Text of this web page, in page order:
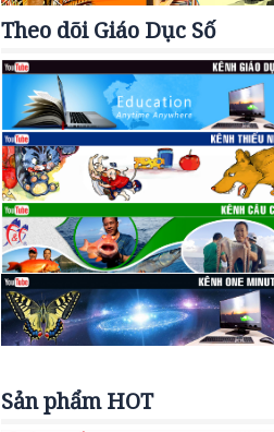
Theo dõi Giáo Dục Số
Sản phẩm HOT